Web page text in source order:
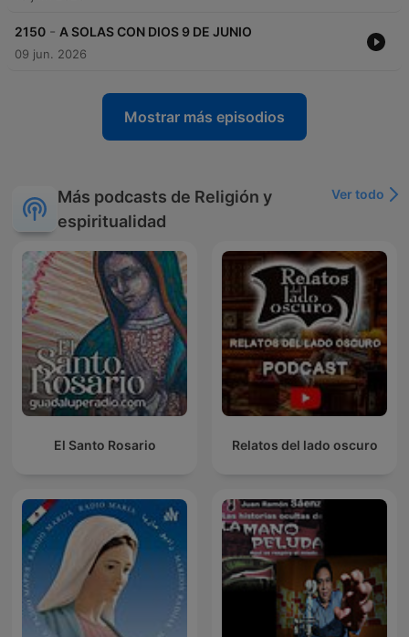
2150 - A SOLAS CON DIOS 9 DE JUNIO
09 jun. 2026
Mostrar más episodios
Más podcasts de Religión y
espiritualidad
Ver todo
El Santo Rosario Relatos del lado oscuro